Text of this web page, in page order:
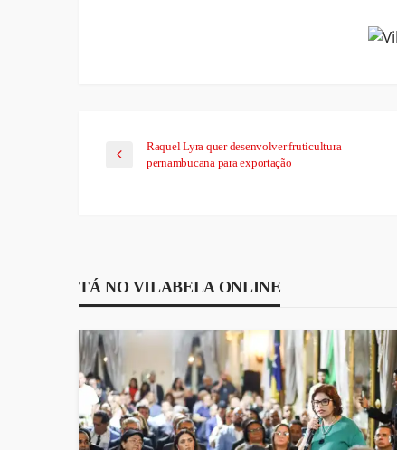
Raquel Lyra quer desenvolver fruticultura
pernambucana para exportação
TÁ NO VILABELA ONLINE